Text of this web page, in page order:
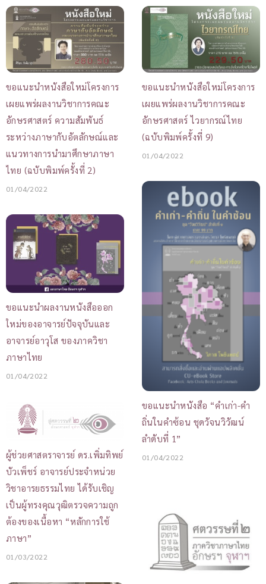
ขอแนะนำหนังสือใหม่โครงการ
เผยแพร่ผลงานวิชาการคณะ
อักษรศาสตร์ ความสัมพันธ์
ระหว่างภาษากับอัตลักษณ์และ
แนวทางการนำมาศึกษาภาษา
ไทย (ฉบับพิมพ์ครั้งที่ 2)
01/04/2022
ขอแนะนำหนังสือใหม่โครงการ
เผยแพร่ผลงานวิชาการคณะ
อักษรศาสตร์ ไวยากรณ์ไทย
(ฉบับพิมพ์ครั้งที่ 9)
01/04/2022
ขอแนะนำผลงานหนังสือออก
ใหม่ของอาจารย์ปัจจุบันและ
อาจารย์อาวุโส ของภาควิชา
ภาษาไทย
01/04/2022
ขอแนะนำหนังสือ “คำเก่า-คำ
ถิ่นในคำซ้อน ชุดวัจนวิวัฒน์
ลำดับที่ 1”
01/04/2022
ผู้ช่วยศาสตราจารย์ ดร.เพิ่มทิพย์
บัวเพ็ชร์ อาจารย์ประจำหน่วย
วิชาอารยธรรมไทย ได้รับเชิญ
เป็นผู้ทรงคุณวุฒิตรวจความถูก
ต้องของเนื้อหา “หลักการใช้
ภาษา”
01/03/2022